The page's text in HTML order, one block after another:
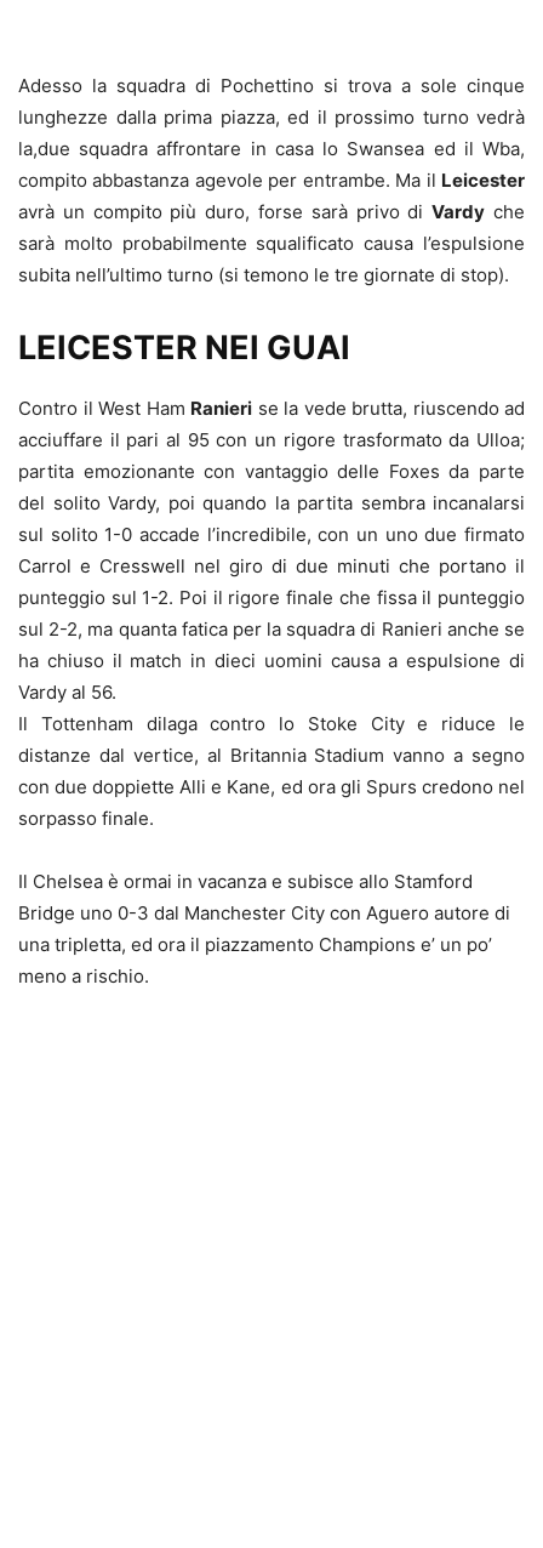
Adesso la squadra di Pochettino si trova a sole cinque
lunghezze dalla prima piazza, ed il prossimo turno vedrà
la,due squadra affrontare in casa lo Swansea ed il Wba,
compito abbastanza agevole per entrambe. Ma il Leicester
avrà un compito più duro, forse sarà privo diVardy che
sarà molto probabilmente squalificato causa l’espulsione
subita nell’ultimo turno (si temono le tre giornate di stop).
LEICESTER NEI GUAI
Contro il West Ham Ranieri se la vede brutta, riuscendo ad
acciuffare il pari al 95 con un rigore trasformato da Ulloa;
partita emozionante con vantaggio delle Foxes da parte
del solito Vardy, poi quando la partita sembra incanalarsi
sul solito 1-0 accade l’incredibile, con un uno due firmato
Carrol e Cresswell nel giro di due minuti che portano il
punteggio sul 1-2. Poi il rigore finale che fissa il punteggio
sul 2-2, ma quanta fatica per la squadra di Ranieri anche se
ha chiuso il match in dieci uomini causa a espulsione di
Vardy al 56.
Il Tottenham dilaga contro lo Stoke City e riduce le
distanze dal vertice, al Britannia Stadium vanno a segno
con due doppiette Alli e Kane, ed ora gli Spurs credono nel
sorpasso finale.
Il Chelsea è ormai in vacanza e subisce allo Stamford
Bridge uno 0-3 dal Manchester City con Aguero autore di
una tripletta, ed ora il piazzamento Champions e’ un po’
meno a rischio.